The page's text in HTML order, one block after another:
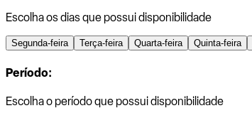
Escolha os dias que possui disponibilidade
Segunda-feira Terça-feira Quarta-feira Quinta-feira
Período:
Escolha o período que possui disponibilidade